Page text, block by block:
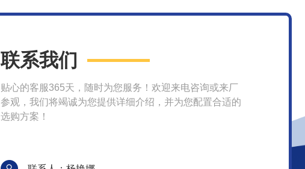
联系我们
贴心的客服365天，随时为您服务！欢迎来电咨询或来厂
参观，我们将竭诚为您提供详细介绍，并为您配置合适的
选购方案！